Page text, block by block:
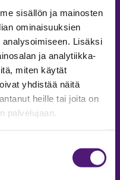
sisällön ja mainosten
ominaisuuksien
Lisäksi
ja analytiikka-
miten käytät
yhdistää näitä
heille tai joita on
palvelujaan.